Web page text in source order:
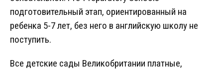
подготовительный этап, ориентированный на
ребенка 5-7 лет, без него в английскую школу не
поступить.
Все детские сады Великобритании платные,